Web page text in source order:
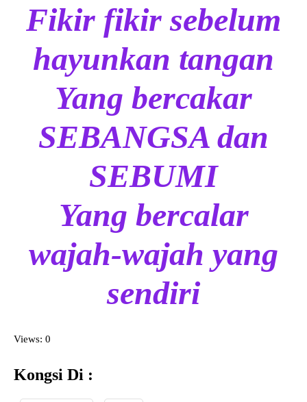
Fikir fikir sebelum
hayunkan tangan
Yang bercakar
SEBANGSA dan
SEBUMI
Yang bercalar
wajah-wajah yang
sendiri
Views: 0
Kongsi Di :